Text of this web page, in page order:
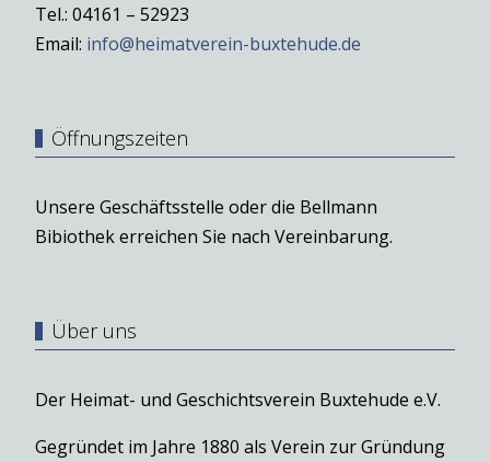
Tel.: 04161 – 52923
Email: info@heimatverein-buxtehude.de
Öffnungszeiten
Unsere Geschäftsstelle oder die Bellmann
Bibiothek erreichen Sie nach Vereinbarung.
Über uns
Der Heimat- und Geschichtsverein Buxtehude e.V.
Gegründet im Jahre 1880 als Verein zur Gründung